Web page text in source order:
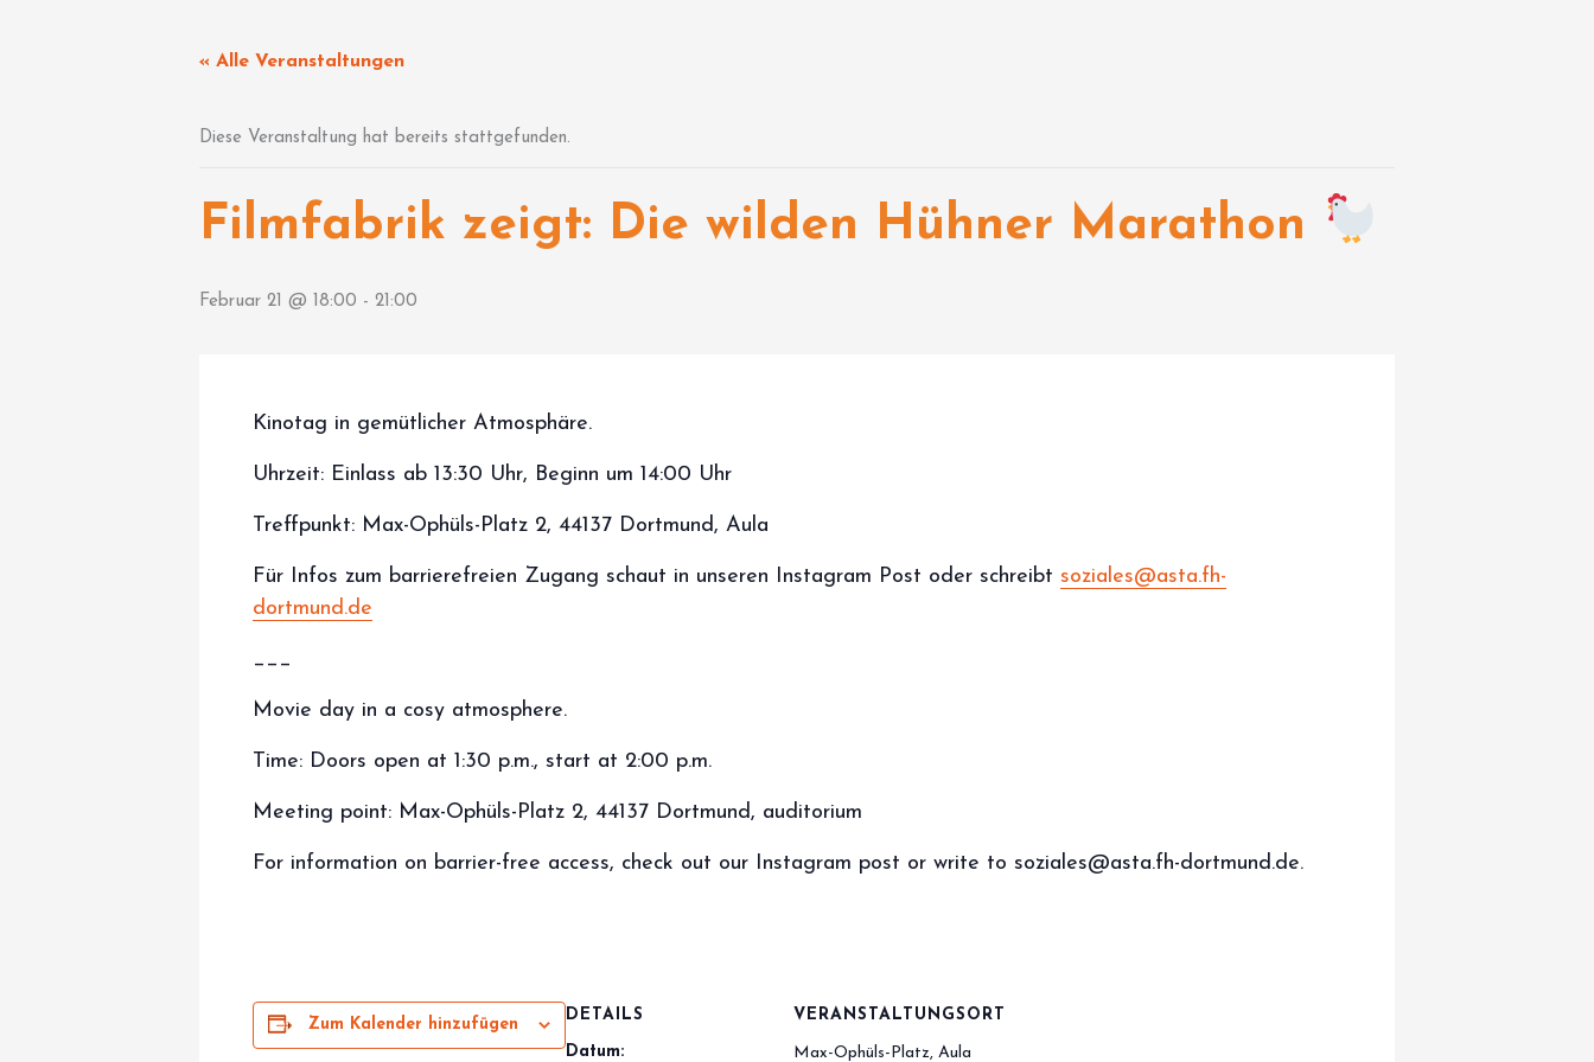
« Alle Veranstaltungen
Diese Veranstaltung hat bereits stattgefunden.
Filmfabrik zeigt: Die wilden Hühner Marathon
Februar 21 @ 18:00 - 21:00
Kinotag in gemütlicher Atmosphäre.
Uhrzeit: Einlass ab 13:30 Uhr, Beginn um 14:00 Uhr
Treffpunkt: Max-Ophüls-Platz 2, 44137 Dortmund, Aula
Für Infos zum barrierefreien Zugang schaut in unseren Instagram Post oder schreibt soziales@asta.fh-
dortmund.de
___
Movie day in a cosy atmosphere.
Time: Doors open at 1:30 p.m., start at 2:00 p.m.
Meeting point: Max-Ophüls-Platz 2, 44137 Dortmund, auditorium
For information on barrier-free access, check out our Instagram post or write to soziales@asta.fh-dortmund.de.
Zum Kalender hinzufügen
DETAILS
Datum:
VERANSTALTUNGSORT
Max-Ophüls-Platz, Aula